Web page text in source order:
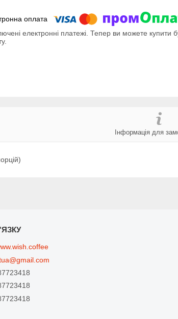
електронні платежі. Тепер ви можете купити
Інформація для